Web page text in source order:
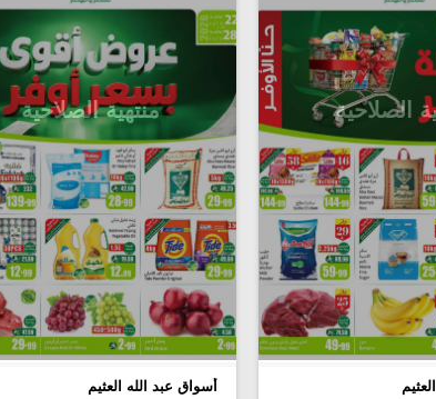
الصلاحية منتهية الصلاحية
أسواق عبد الله العثيم